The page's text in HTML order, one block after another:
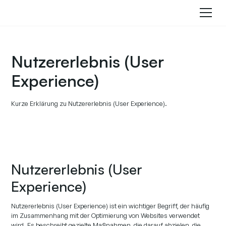
Nutzererlebnis (User
Experience)
Kurze Erklärung zu Nutzererlebnis (User Experience).
Nutzererlebnis (User
Experience)
Nutzererlebnis (User Experience) ist ein wichtiger Begriff, der häufig
im Zusammenhang mit der Optimierung von Websites verwendet